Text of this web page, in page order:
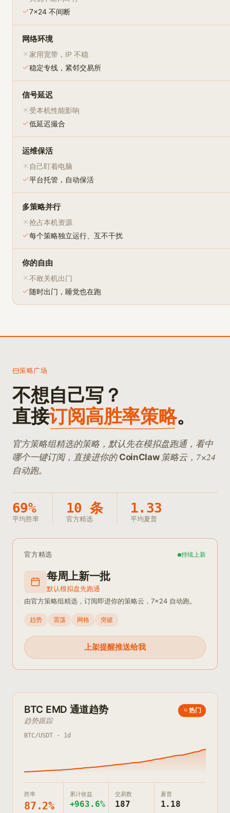
7×24 不间断
网络环境
家用宽带，IP 不稳
稳定专线，紧邻交易所
信号延迟
受本机性能影响
低延迟撮合
运维保活
自己盯着电脑
平台托管，自动保活
多策略并行
抢占本机资源
每个策略独立运行、互不干扰
你的自由
不敢关机出门
随时出门，睡觉也在跑
策略广场
不想自己写？
直接订阅高胜率策略。
官方策略组精选的策略，默认先在模拟盘跑通，看中
哪个一键订阅，直接进你的 CoinClaw策略云，7×24
自动跑。
69%
平均胜率
10 条
官方精选
1.33
平均夏普
官方精选 持续上新
每周上新一批
默认模拟盘先跑通
由官方策略组精选，订阅即进你的策略云，7×24 自动跑。
趋势 震荡 网格 突破
上架提醒推送给我
BTC EMD 通道趋势
趋势跟踪
热门
BTC/USDT · 1d
胜率
87.2%
累计收益
+963.6%
交易数
187
夏普
1.18